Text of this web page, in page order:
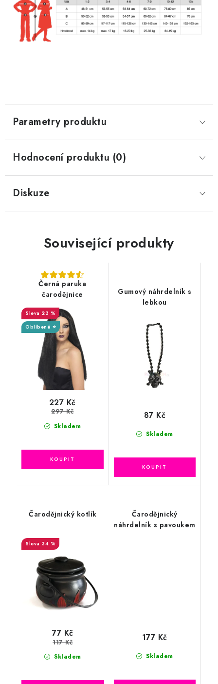
Parametry produktu
Hodnocení produktu (0)
Diskuze
Související produkty
Černá paruka
čarodějnice
23 %
Oblíbené ⭐
Skladem
227 Kč
297 Kč
Gumový náhrdelník s
lebkou
Skladem
87 Kč
Čarodějnický kotlík
34 %
Skladem
77 Kč
117 Kč
Čarodějnický
náhrdelník s pavoukem
Skladem
177 Kč